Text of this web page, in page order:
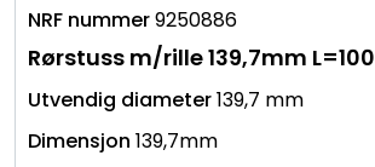
9250886
Rørstuss m/rille 139,7mm L=100
139,7 mm
139,7mm